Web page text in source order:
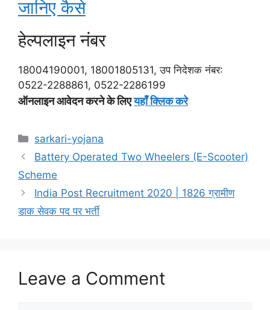
जानिए कैसे
हेल्पलाइन नंबर
18004190001, 18001805131, उप निदेशक नंबर:
0522-2288861, 0522-2286199
ऑनलाइन आवेदन करने के लिएयहाँ क्लिक करे
Categories
sarkari-yojana
Battery Operated Two Wheelers (E-Scooter)
Scheme
India Post Recruitment 2020 | 1826 ग्रामीण
डाक सेवक पद पर भर्ती
Leave a Comment